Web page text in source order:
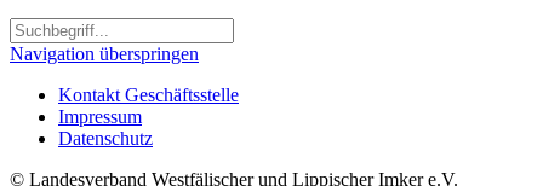
Navigation überspringen
Kontakt Geschäftsstelle
Impressum
Datenschutz
© Landesverband Westfälischer und Lippischer Imker e.V.